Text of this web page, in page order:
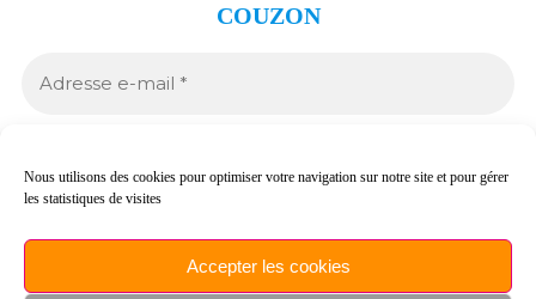
Nous utilisons des cookies pour optimiser votre navigation sur notre site et pour gérer
les statistiques de visites
Accepter les cookies
COUZON
Nous ne spammons pas !
Et conformément à la législation en vigueur, chaque envoi vous permet de